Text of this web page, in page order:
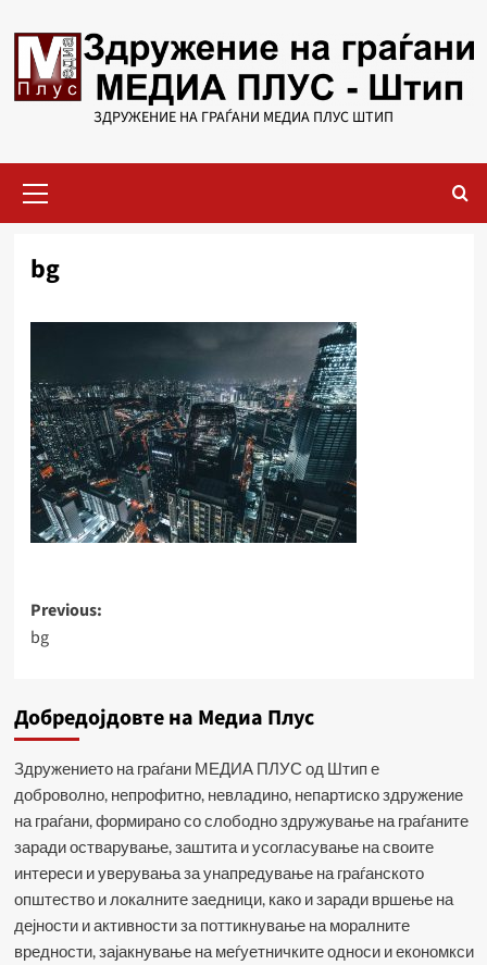
to
content
ЗДРУЖЕНИЕ НА ГРАЃАНИ МЕДИА ПЛУС ШТИП
Menu
bg
Post
navigation
Previous:
bg
Добредојдовте на Медиа Плус
Здружението на граѓани МЕДИА ПЛУС од Штип е
доброволно, непрофитно, невладино, непартиско здружение
на граѓани, формирано со слободно здружување на граѓаните
заради остварување, заштита и усогласување на своите
интереси и уверувања за унапредување на граѓанското
општество и локалните заедници, како и заради вршење на
дејности и активности за поттикнување на моралните
вредности, зајакнување на меѓуетничките односи и економкси